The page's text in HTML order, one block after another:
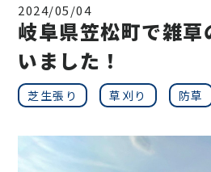
2024/05/04
岐阜県笠松町で雑草
いました！
芝生張り 草刈り 防草